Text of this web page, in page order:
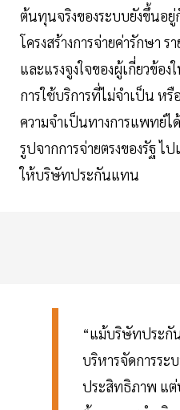
ต้นทุนจริงของระบบยังขึ้นอยู่
โครงสร้างการจ่ายค่ารักษา
และแรงจูงใจของผู้เกี่ยวข้อ
การใช้บริการที่ไม่จำเป็น ห
ความจำเป็นทางการแพทย์ไ
รูปจากการจ่ายตรงของรัฐ ไ
ให้บริษัทประกันแทน
“แม้บริษัทประกั
บริหารจัดการระ
ประสิทธิภาพ แ